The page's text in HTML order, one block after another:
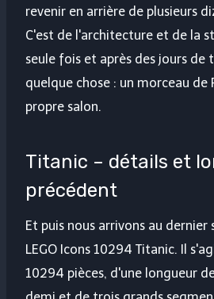
revenir en arrière de plusieurs
C'est de l'architecture et de la
seule fois et après des jours de
quelque chose : un morceau de
propre salon.
Titanic – détails et
précédent
Et puis nous arrivons au
LEGO Icons 10294 Titanic. Il
10294 pièces, d'une longueur